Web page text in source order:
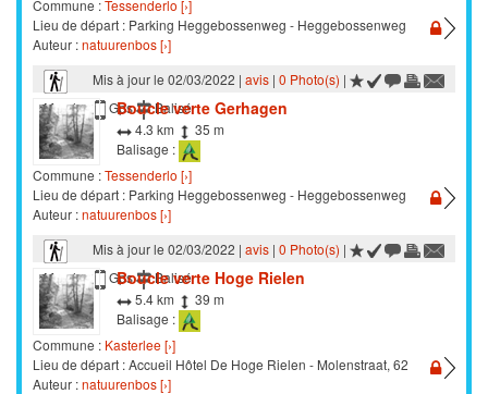
Commune :Tessenderlo [›]
Lieu de départ : Parking Heggebossenweg - Heggebossenweg
Auteur :natuurenbos [›]
Mis à jour le 02/03/2022 | avis| 0 Photo(s) |
Marche
Gps Balisé
Boucle verte Gerhagen
4.3 km
35 m
Balisage :
Commune :Tessenderlo [›]
Lieu de départ : Parking Heggebossenweg - Heggebossenweg
Auteur :natuurenbos [›]
Mis à jour le 02/03/2022 | avis| 0 Photo(s) |
Marche
Gps Balisé
Boucle verte Hoge Rielen
5.4 km
39 m
Balisage :
Commune : Kasterlee [›]
Lieu de départ : Accueil Hôtel De Hoge Rielen - Molenstraat, 62
Auteur :natuurenbos [›]